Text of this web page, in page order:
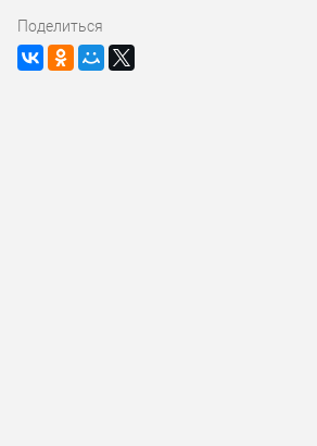
Поделиться